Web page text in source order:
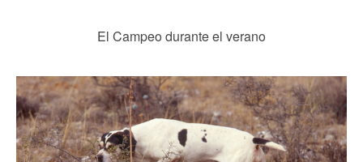
El Campeo durante el verano